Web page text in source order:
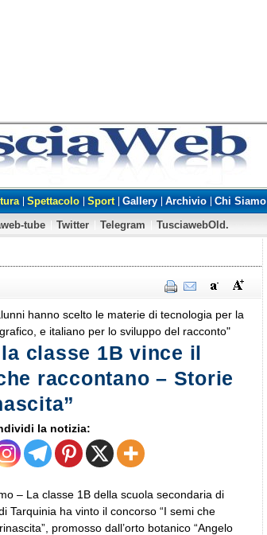
Spettacolo Sport Gallery Archivio
Chi Siamo
tube Twitter Telegram TusciawebOld.
hanno scelto le materie di tecnologia per la
e italiano per lo sviluppo del racconto"
classe 1B vince il
raccontano – Storie
la notizia:
– La classe 1B della scuola secondaria di
Tarquinia ha vinto il concorso “I semi che
promosso dall’orto botanico “Angelo